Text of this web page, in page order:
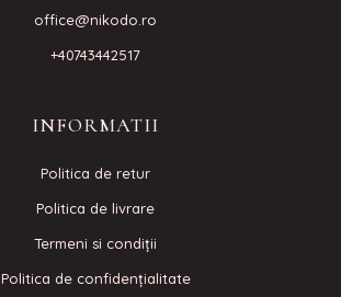
office@nikodo.ro
+40743442517
INFORMATII
Politica de retur
Politica de livrare
Termeni si condiţii
Politica de confidenţialitate